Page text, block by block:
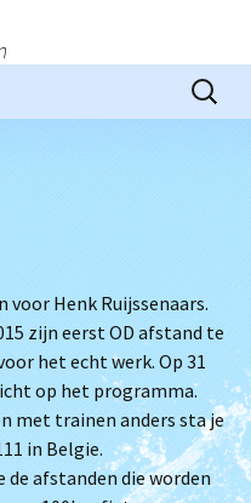
Zoeken
naar:
voor Henk Ruijssenaars.
zijn eerst OD afstand te
het echt werk. Op 31
op het programma.
met trainen anders sta je
in Belgie.
de afstanden die worden